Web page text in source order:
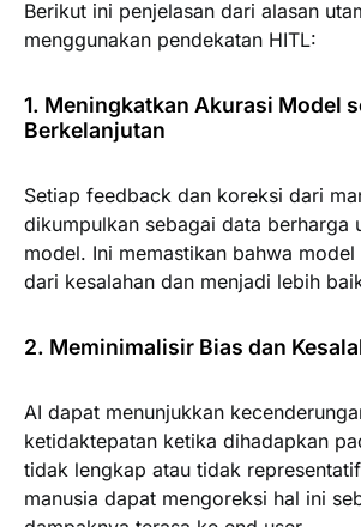
Berikut ini penjelasan dari alasan
menggunakan pendekatan HITL:
1. Meningkatkan Akurasi Model
Berkelanjutan
Setiap feedback dan koreksi dari
dikumpulkan sebagai data berharga
model. Ini memastikan bahwa
dari kesalahan dan menjadi lebih
2. Meminimalisir Bias dan
AI dapat menunjukkan
ketidaktepatan ketika dihadapkan
tidak lengkap atau tidak
manusia dapat mengoreksi hal ini